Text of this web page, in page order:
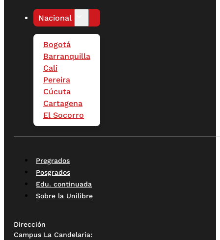
Nacional
Bogotá
Barranquilla
Cali
Pereira
Cúcuta
Cartagena
El Socorro
Pregrados
Posgrados
Edu. continuada
Sobre la Unilibre
Dirección
Campus La Candelaria: